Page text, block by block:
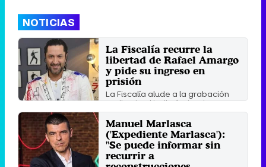
NOTICIAS
La Fiscalía recurre la
libertad de Rafael Amargo
y pide su ingreso en
prisión
La Fiscalía alude a la grabación
realizada al bailarín donde
parece estar negociando ...
Miércoles 16 Diciembre 2020 15:26
Manuel Marlasca
('Expediente Marlasca'):
"Se puede informar sin
recurrir a